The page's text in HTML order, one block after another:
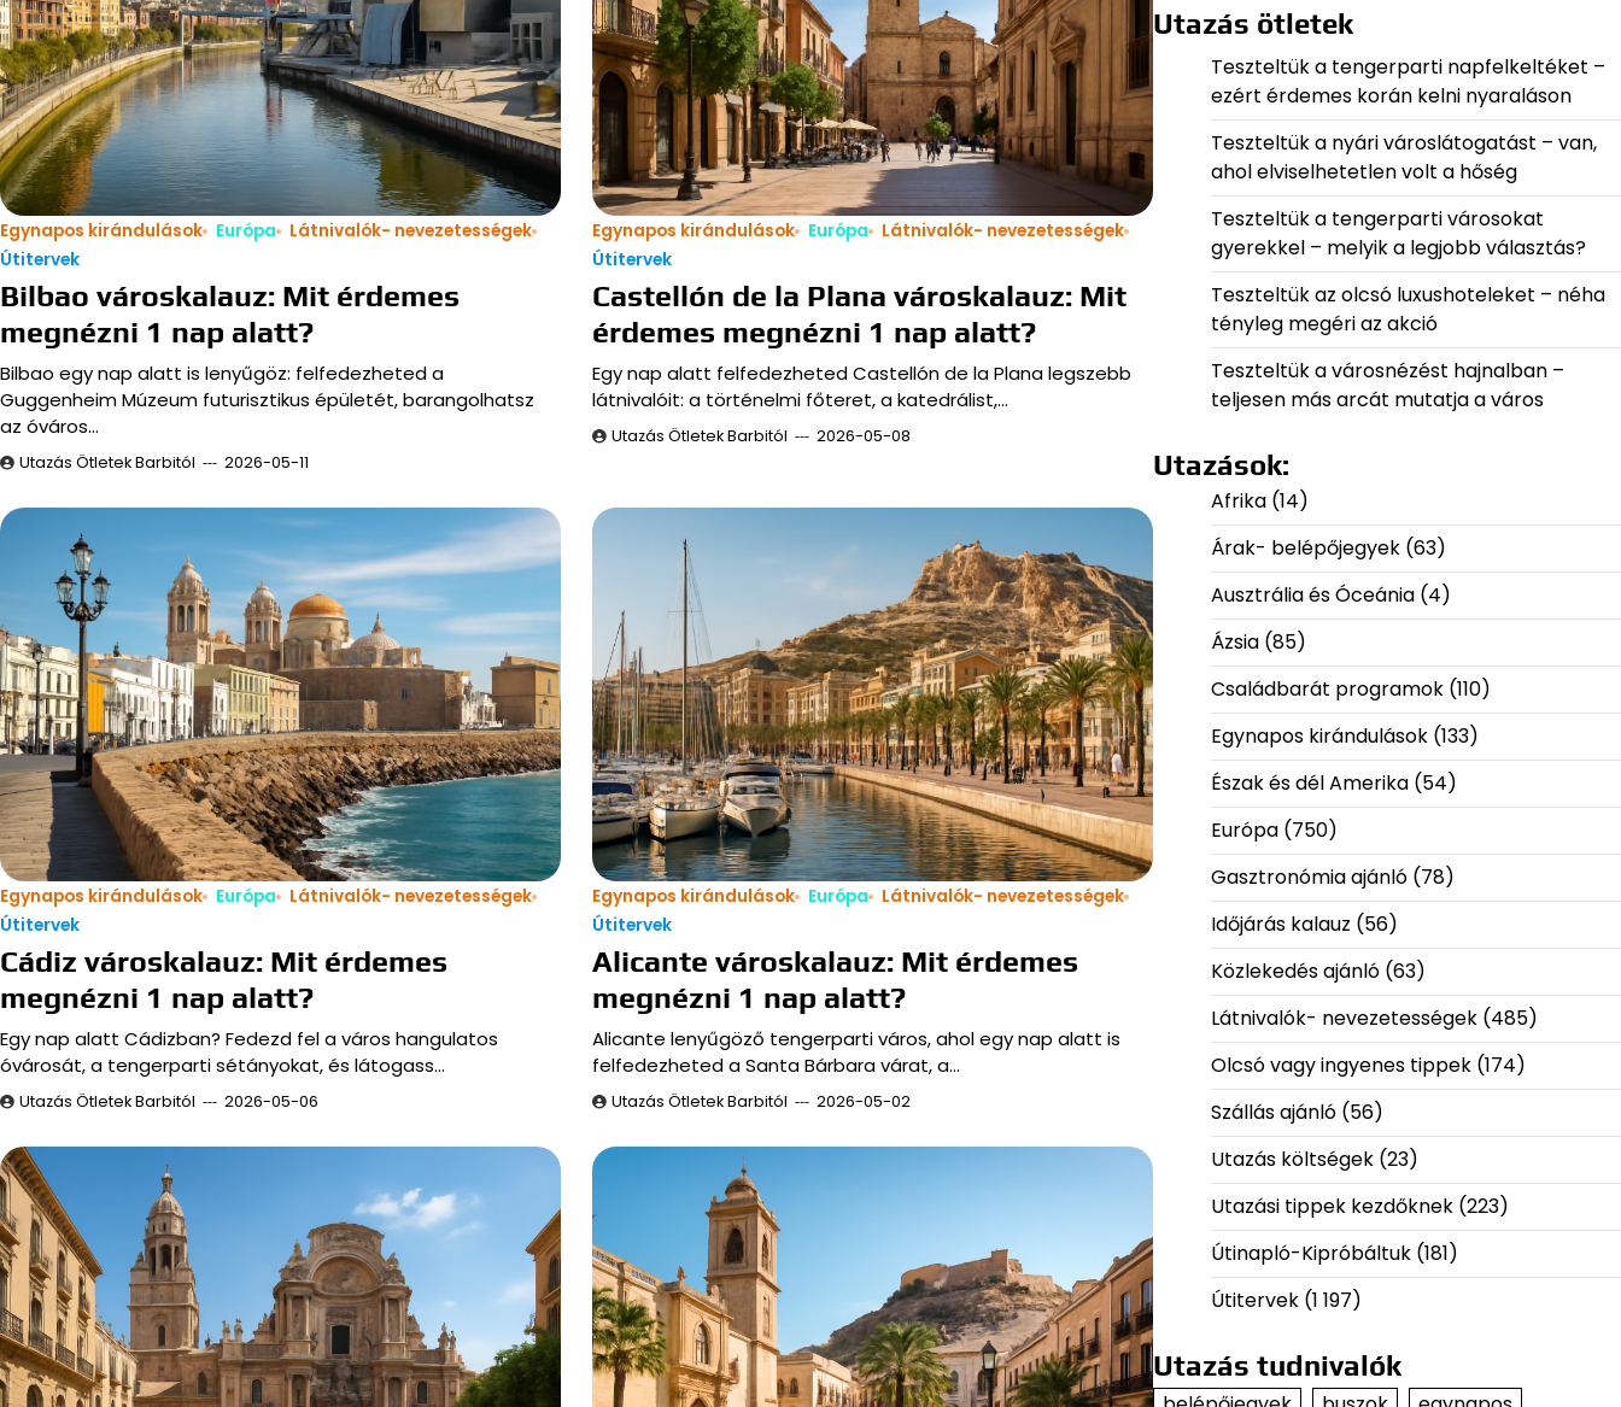
Egynapos kirándulások Európa
Látnivalók- nevezetességek
Útitervek
Bilbao városkalauz: Mit érdemes
megnézni 1 nap alatt?
Bilbao egy nap alatt is lenyűgöz: felfedezheted a
Guggenheim Múzeum futurisztikus épületét, barangolhatsz
az óváros…
Utazás Ötletek Barbitól 2026-05-11
Egynapos kirándulások Európa
Látnivalók- nevezetességek
Útitervek
Castellón de la Plana városkalauz: Mit
érdemes megnézni 1 nap alatt?
Egy nap alatt felfedezheted Castellón de la Plana legszebb
látnivalóit: a történelmi főteret, a katedrálist,…
Utazás Ötletek Barbitól 2026-05-08
Egynapos kirándulások Európa
Látnivalók- nevezetességek
Útitervek
Cádiz városkalauz: Mit érdemes
megnézni 1 nap alatt?
Egy nap alatt Cádizban? Fedezd fel a város hangulatos
óvárosát, a tengerparti sétányokat, és látogass…
Utazás Ötletek Barbitól 2026-05-06
Egynapos kirándulások Európa
Látnivalók- nevezetességek
Útitervek
Alicante városkalauz: Mit érdemes
megnézni 1 nap alatt?
Alicante lenyűgöző tengerparti város, ahol egy nap alatt is
felfedezheted a Santa Bárbara várat, a…
Utazás Ötletek Barbitól 2026-05-02
Utazás ötletek
Teszteltük a tengerparti napfelkeltéket –
ezért érdemes korán kelni nyaraláson
Teszteltük a nyári városlátogatást – van,
ahol elviselhetetlen volt a hőség
Teszteltük a tengerparti városokat
gyerekkel – melyik a legjobb választás?
Teszteltük az olcsó luxushoteleket – néha
tényleg megéri az akció
Teszteltük a városnézést hajnalban –
teljesen más arcát mutatja a város
Utazások:
Afrika(14)
Árak- belépőjegyek(63)
Ausztrália és Óceánia(4)
Ázsia(85)
Családbarát programok(110)
Egynapos kirándulások(133)
Észak és dél Amerika(54)
Európa(750)
Gasztronómia ajánló(78)
Időjárás kalauz (56)
Közlekedés ajánló(63)
Látnivalók- nevezetességek(485)
Olcsó vagy ingyenes tippek(174)
Szállás ajánló(56)
Utazás költségek(23)
Utazási tippek kezdőknek(223)
Útinapló-Kipróbáltuk(181)
Útitervek(1 197)
Utazás tudnivalók